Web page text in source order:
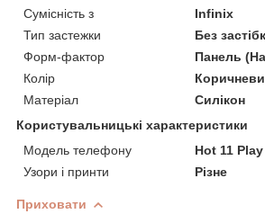
Сумісність з
Infinix
Тип застежки
Без
Форм-фактор
Панель
Колір
Матеріал
Силікон
Користувальницькі характеристики
Модель телефону
Hot 11 Play
Узори і принти
Різне
Приховати